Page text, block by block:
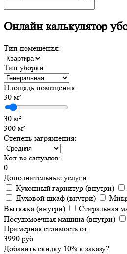
Онлайн калькулятор
Тип помещения:
Тип уборки:
Площадь помещения:
30 м²
30 м²
300 м²
Степень загрязнения:
Кол-во санузлов:
0
Дополнительные услуги:
Кухонный гарнитур (внутри)
Духовой шкаф (внутри)
Вытяжка (внутри)
Стиральная
Посудомоечная машина (внутри)
Примерная стоимость от:
3990 руб.
Добавить скидку 10% к заказу?